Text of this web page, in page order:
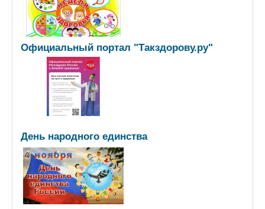
Официальный портал "Такздорову.ру"
День народного единства